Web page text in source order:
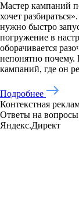
Мастер кампаний
хочет
нужно быстро
погружение в
оборачивается
непонятно почему.
кампаний, где он
Подробнее
Контекстная
Ответы на вопросы
Яндекс.Директ